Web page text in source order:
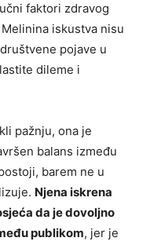
faktori zdravog
iskustva nisu
pojave u
dileme i
pažnju, ona je
balans između
barem ne u
Njena iskrena
da je dovoljno
publikom, jer je